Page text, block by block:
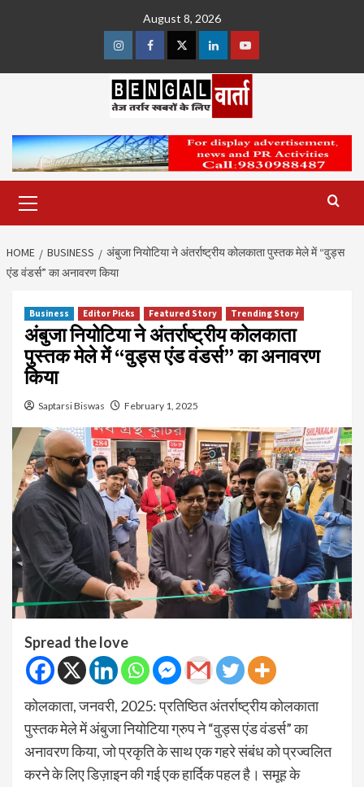
August 8, 2026
InstagramFacebookTwitterLinkedinYoutube
Menu
HOME BUSINESS
अंबुजा नियोटिया ने अंतर्राष्ट्रीय कोलकाता पुस्तक मेले में “वुड्स
एंड वंडर्स” का अनावरण किया
Business Editor Picks Featured Story Trending Story
अंबुजा नियोटिया ने अंतर्राष्ट्रीय कोलकाता
पुस्तक मेले में “वुड्स एंड वंडर्स” का अनावरण
किया
Saptarsi Biswas February 1, 2025
Spread the love
कोलकाता, जनवरी, 2025: प्रतिष्ठित अंतर्राष्ट्रीय कोलकाता
पुस्तक मेले में अंबुजा नियोटिया ग्रुप ने “वुड्स एंड वंडर्स” का
अनावरण किया, जो प्रकृति के साथ एक गहरे संबंध को प्रज्वलित
करने के लिए डिज़ाइन की गई एक हार्दिक पहल है। समूह के